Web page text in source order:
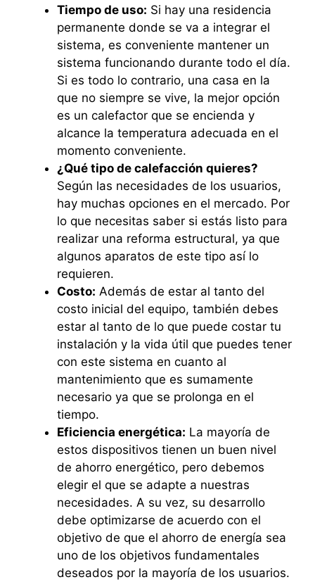
Tiempo de uso: Si hay una residencia
permanente donde se va a integrar el
sistema, es conveniente mantener un
sistema funcionando durante todo el día.
Si es todo lo contrario, una casa en la
que no siempre se vive, la mejor opción
es un calefactor que se encienda y
alcance la temperatura adecuada en el
momento conveniente.
¿Qué tipo de calefacción quieres?
Según las necesidades de los usuarios,
hay muchas opciones en el mercado. Por
lo que necesitas saber si estás listo para
realizar una reforma estructural, ya que
algunos aparatos de este tipo así lo
requieren.
Costo: Además de estar al tanto del
costo inicial del equipo, también debes
estar al tanto de lo que puede costar tu
instalación y la vida útil que puedes tener
con este sistema en cuanto al
mantenimiento que es sumamente
necesario ya que se prolonga en el
tiempo.
Eficiencia energética: La mayoría de
estos dispositivos tienen un buen nivel
de ahorro energético, pero debemos
elegir el que se adapte a nuestras
necesidades. A su vez, su desarrollo
debe optimizarse de acuerdo con el
objetivo de que el ahorro de energía sea
uno de los objetivos fundamentales
deseados por la mayoría de los usuarios.